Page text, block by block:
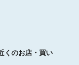
くのお店・買い